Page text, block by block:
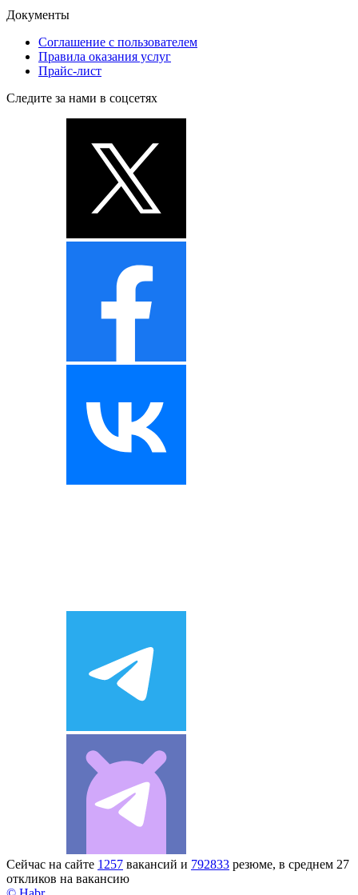
Документы
Соглашение с пользователем
Правила оказания услуг
Прайс-лист
Следите за нами в соцсетях
Сейчас на сайте 1257 вакансий и 792833 резюме, в среднем 27
откликов на вакансию